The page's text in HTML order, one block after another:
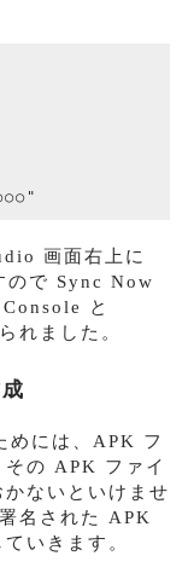
画面右上に
ので Sync Now
と
れました。
めには、APK フ
その APK ファイ
ないといけませ
いきます。